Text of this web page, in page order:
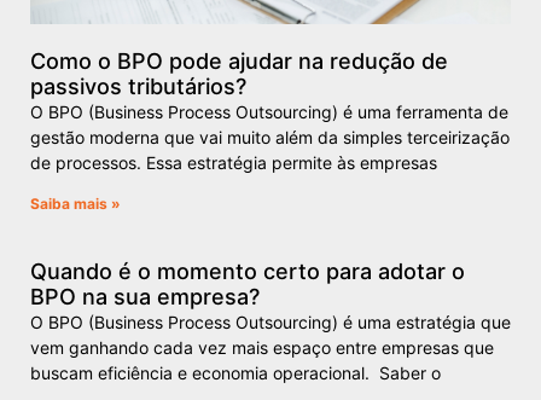
Como o BPO pode ajudar na redução de
passivos tributários?
O BPO (Business Process Outsourcing) é uma ferramenta de
gestão moderna que vai muito além da simples terceirização
de processos. Essa estratégia permite às empresas
Saiba mais »
Quando é o momento certo para adotar o
BPO na sua empresa?
O BPO (Business Process Outsourcing) é uma estratégia que
vem ganhando cada vez mais espaço entre empresas que
buscam eficiência e economia operacional. Saber o